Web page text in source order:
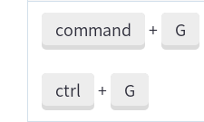
command + G
ctrl + G